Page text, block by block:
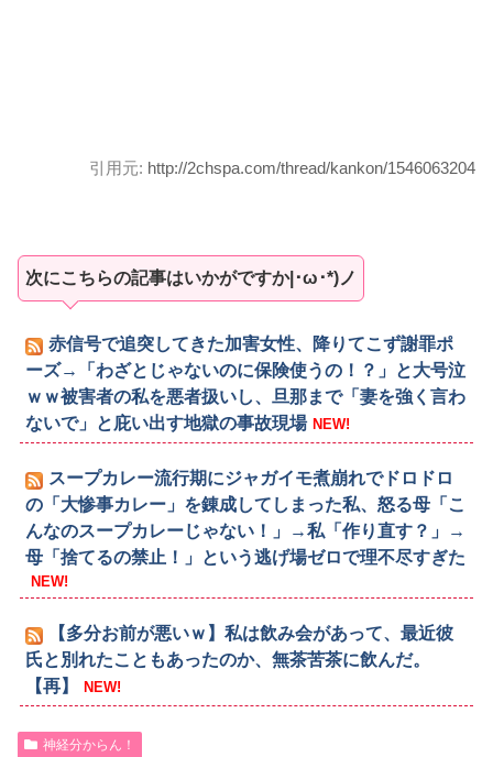
引用元: http://2chspa.com/thread/kankon/1546063204
次にこちらの記事はいかがですか|･ω･*)ノ
赤信号で追突してきた加害女性、降りてこず謝罪ポ
ーズ→「わざとじゃないのに保険使うの！？」と大号泣
ｗｗ被害者の私を悪者扱いし、旦那まで「妻を強く言わ
ないで」と庇い出す地獄の事故現場 NEW!
スープカレー流行期にジャガイモ煮崩れでドロドロ
の「大惨事カレー」を錬成してしまった私、怒る母「こ
んなのスープカレーじゃない！」→私「作り直す？」→
母「捨てるの禁止！」という逃げ場ゼロで理不尽すぎた
NEW!
【多分お前が悪いｗ】私は飲み会があって、最近彼
氏と別れたこともあったのか、無茶苦茶に飲んだ。
【再】
NEW!
神経分からん！